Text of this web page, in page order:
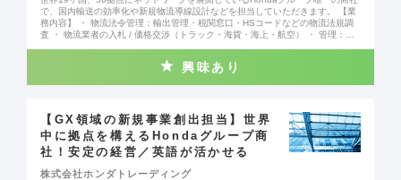
で、国内輸送の効率化や新規物流導線設計などを担当していただきます。 【業
務内容】 ・ 物流法令管理：輸出管理・税関窓口・HSコードなどの物流法規調
査 ・ 物流業者の入札 / 価格交渉（トラック・海貨・海上・航空） ・ 管理：海
も力を入れており、社員の約25％が海外駐在員として活躍しています。 【働き
興味あり
【GX領域の新規事業創出担当】世界
中に拠点を構えるHondaグループ商
社！安定の経営／英語が活かせる
株式会社ホンダトレーディング